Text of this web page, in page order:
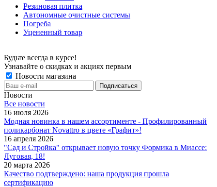
Резиновая плитка
Автономные очистные системы
Погреба
Уцененный товар
Будьте всегда в курсе!
Узнавайте о скидках и акциях первым
Новости магазина
Новости
Все новости
16 июля 2026
Модная новинка в нашем ассортименте - Профилированный
поликарбонат Novattro в цвете «Графит»!
16 апреля 2026
"Сад и Стройка" открывает новую точку Формика в Миассе:
Луговая, 18!
20 марта 2026
Качество подтверждено: наша продукция прошла
сертификацию